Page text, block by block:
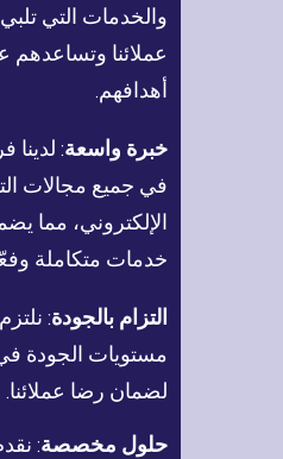
والخدمات التي تلبي
عملائنا وتساعدهم
أهدافهم.
خبرة واسعة: لدينا
في جميع مجالات
الإلكتروني، مما
خدمات متكاملة
التزام بالجودة: نلتزم
مستويات الجودة في
لضمان رضا عملائنا.
حلول مخصصة: نقدم